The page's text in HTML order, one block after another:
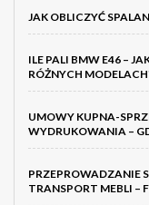
JAK OBLICZYĆ
ILE PALI BMW E46 –
RÓŻNYCH
UMOWY KUPNA-
WYDRUKOWANIA –
PRZEPROWADZANIE
TRANSPORT MEBLI –